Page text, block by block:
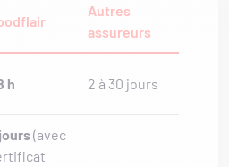
Autres
assureurs
h 2 à 30 jours
(avec